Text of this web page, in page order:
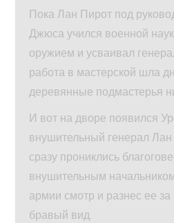
Пока Лан Пирот под
Джюса учился военной
оружием и усваивал
работа в мастерской шла
деревянные подмастерья
И вот на дворе появился
внушительный генерал
сразу прониклись
внушительным
армии смотр и разнес ее за
бравый вид.